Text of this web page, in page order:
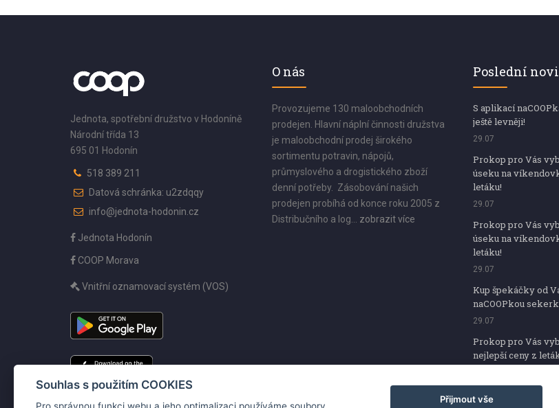
Jednota, spotřební družstvo v Hodoníně
Národní třída 13
695 01 Hodonín
518 389 211
Datová schránka: u2zdqqy
info@jednota-hodonin.cz
Jednota Hodonín
COOP Morava
Vnitřní oznamovací systém (VOS)
O nás
Provozujeme 130 maloobchodních
prodejen. Hlavní náplní činnosti družstva
je maloobchodní prodej širokého
sortimentu potravin, nápojů,
průmyslového a drogistického zboží
denní potřeby. Zásobování našich
prodejen probíhá od konce roku 2005 z
Distribučního a log... zobrazit více
Poslední
S aplikací
ještě levněji!
29.07
Prokop pro Vás
úseku na
letáku!
29.07
Prokop pro Vás
úseku na
letáku!
29.07
Kup špekáčky od
naCOOPkou
29.07
Prokop pro Vás
nejlepší ceny z
Souhlas s použitím COOKIES
Přijmout vše